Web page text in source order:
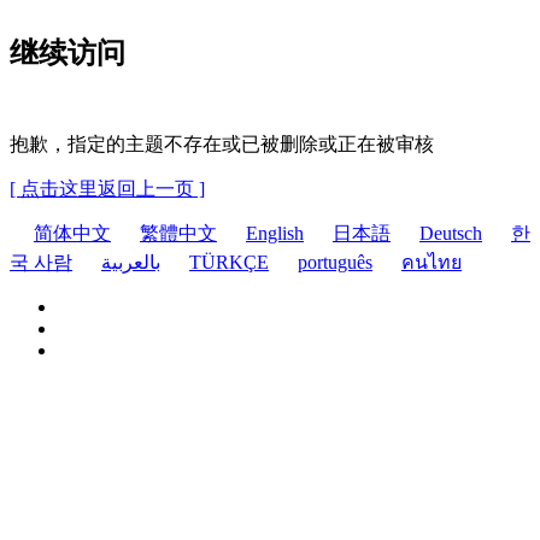
继续访问
抱歉，指定的主题不存在或已被删除或正在被审核
[ 点击这里返回上一页 ]
简体中文 繁體中文 English 日本語 Deutsch
한
국 사람
بالعربية TÜRKÇE português คนไทย